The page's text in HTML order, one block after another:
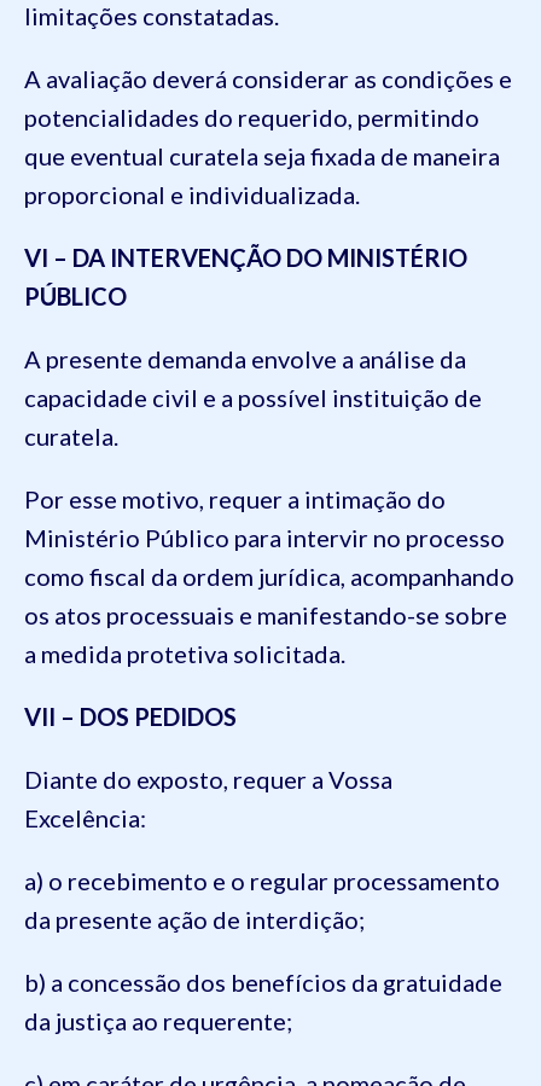
limitações constatadas.
A avaliação deverá considerar as condições e
potencialidades do requerido, permitindo
que eventual curatela seja fixada de maneira
proporcional e individualizada.
VI – DA INTERVENÇÃO DO MINISTÉRIO
PÚBLICO
A presente demanda envolve a análise da
capacidade civil e a possível instituição de
curatela.
Por esse motivo, requer a intimação do
Ministério Público para intervir no processo
como fiscal da ordem jurídica, acompanhando
os atos processuais e manifestando-se sobre
a medida protetiva solicitada.
VII – DOS PEDIDOS
Diante do exposto, requer a Vossa
Excelência:
a) o recebimento e o regular processamento
da presente ação de interdição;
b) a concessão dos benefícios da gratuidade
da justiça ao requerente;